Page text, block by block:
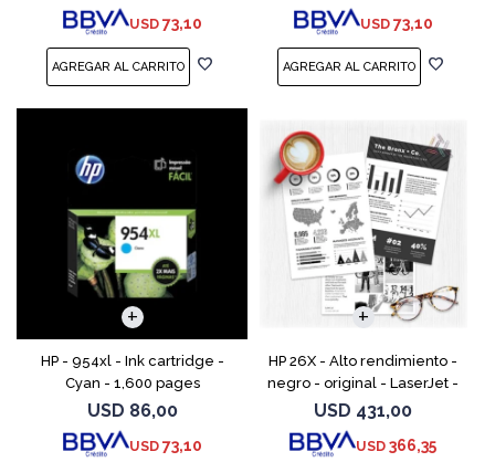
USD 73,10 USD 73,10
HP - 954xl - Ink cartridge -
Cyan - 1,600 pages
USD 86,00
USD 73,10
HP 26X - Alto rendimiento -
negro - original - LaserJet -
cartucho de tóner (CF226X) -
para LaserJet Pro M402, MFP
M426
USD 431,00
USD 366,35